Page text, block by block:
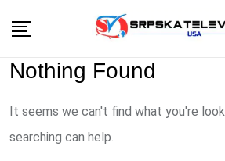
content
Nothing Found
It seems we can't find what you're
searching can help.